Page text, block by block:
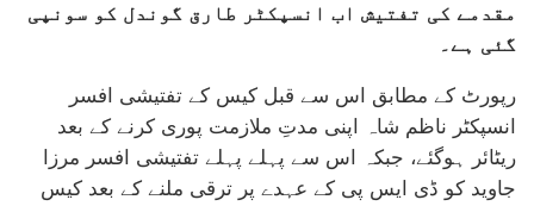
مقدمے کی تفتیش اب انسپکٹر طارق گوندل کو سونپی
گئی ہے۔
رپورٹ کے مطابق اس سے قبل کیس کے تفتیشی افسر
انسپکٹر ناظم شاہ اپنی مدتِ ملازمت پوری کرنے کے بعد
ریٹائر ہوگئے، جبکہ اس سے پہلے پہلے تفتیشی افسر مرزا
جاوید کو ڈی ایس پی کے عہدے پر ترقی ملنے کے بعد کیس